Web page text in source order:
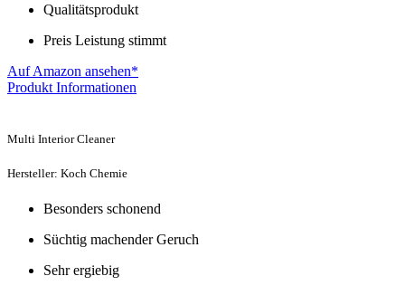
Qualitätsprodukt
Preis Leistung stimmt
Auf Amazon ansehen*
Produkt Informationen
Multi Interior Cleaner
Hersteller: Koch Chemie
Besonders schonend
Süchtig machender Geruch
Sehr ergiebig